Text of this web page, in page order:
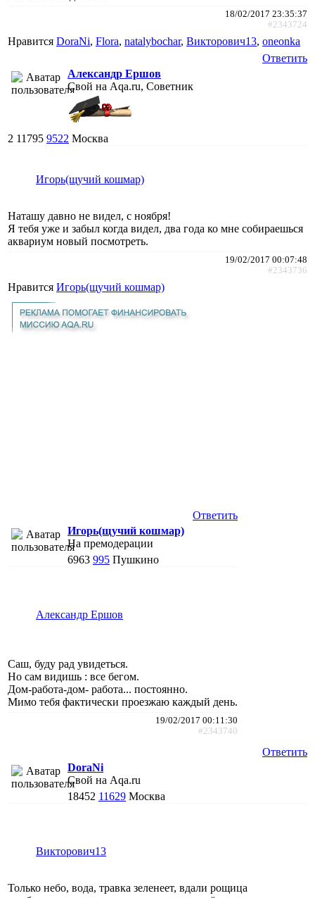
18/02/2017 23:35:37
#2343724
Нравится DoraNi, Flora, natalybochar, Викторович13, oneonka
Ответить
Александр Ершов
Свой на Aqa.ru, Советник
2 11795 9522 Москва
Игорь(щучий кошмар)
Наташу давно не видел, с ноября!
Я тебя уже и забыл когда видел, два года ко мне собираешься
аквариум новый посмотреть.
19/02/2017 00:07:48
#2343736
Нравится Игорь(щучий кошмар)
Ответить
Игорь(щучий кошмар)
На премодерации
6963 995 Пушкино
Александр Ершов
Саш, буду рад увидеться.
Но сам видишь : все бегом.
Дом-работа-дом- работа... постоянно.
Мимо тебя фактически проезжаю каждый день.
19/02/2017 00:11:30
#2343740
Ответить
DoraNi
Свой на Aqa.ru
18452 11629 Москва
Викторович13
Только небо, вода, травка зеленеет, вдали рощица